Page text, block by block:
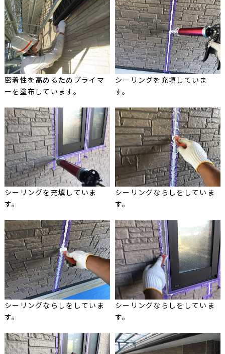
密着性を高めるためプライマ
ーを塗布しています。
シーリングを充填していま
す。
シーリングを充填していま
す。
シーリングならしをしていま
す。
シーリングならしをしていま
す。
シーリングならしをしていま
す。